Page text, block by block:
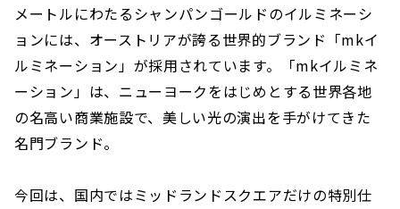
メートルにわたるシャンパンゴールドのイルミネーシ
ョンには、オーストリアが誇る世界的ブランド「mkイ
ルミネーション」が採用されています。「mkイルミネ
ーション」は、ニューヨークをはじめとする世界各地
の名高い商業施設で、美しい光の演出を手がけてきた
名門ブランド。
今回は、国内ではミッドランドスクエアだけの特別仕